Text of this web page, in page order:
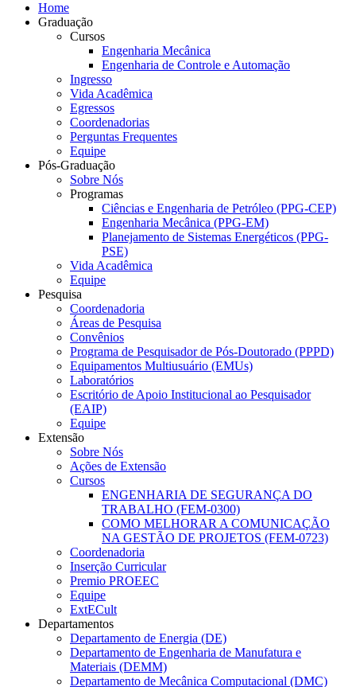
Home
Graduação
Cursos
Engenharia Mecânica
Engenharia de Controle e Automação
Ingresso
Vida Acadêmica
Egressos
Coordenadorias
Perguntas Frequentes
Equipe
Pós-Graduação
Sobre Nós
Programas
Ciências e Engenharia de Petróleo (PPG-CEP)
Engenharia Mecânica (PPG-EM)
Planejamento de Sistemas Energéticos (PPG-
PSE)
Vida Acadêmica
Equipe
Pesquisa
Coordenadoria
Áreas de Pesquisa
Convênios
Programa de Pesquisador de Pós-Doutorado (PPPD)
Equipamentos Multiusuário (EMUs)
Laboratórios
Escritório de Apoio Institucional ao Pesquisador
(EAIP)
Equipe
Extensão
Sobre Nós
Ações de Extensão
Cursos
ENGENHARIA DE SEGURANÇA DO
TRABALHO (FEM-0300)
COMO MELHORAR A COMUNICAÇÃO
NA GESTÃO DE PROJETOS (FEM-0723)
Coordenadoria
Inserção Curricular
Premio PROEEC
Equipe
ExtECult
Departamentos
Departamento de Energia (DE)
Departamento de Engenharia de Manufatura e
Materiais (DEMM)
Departamento de Mecânica Computacional (DMC)